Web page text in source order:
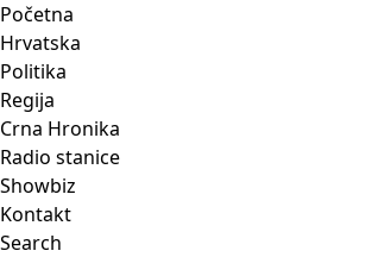
Početna
Hrvatska
Politika
Regija
Crna Hronika
Radio stanice
Showbiz
Kontakt
Search